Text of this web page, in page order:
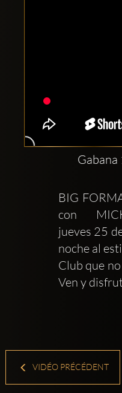
Clubbable:
BIG
con
jueves 25
noche al
Club que
Ven y
VIDÉO PRÉCÉDENT